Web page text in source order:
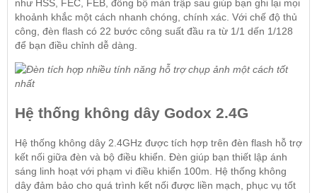
như HSS, FEC, FEB, đồng bộ màn trập sau giúp bạn ghi lại mọi
khoảnh khắc một cách nhanh chóng, chính xác. Với chế độ thủ
công, đèn flash có 22 bước công suất đầu ra từ 1/1 dến 1/128
để bạn điều chỉnh dễ dàng.
Hệ thống không dây Godox 2.4G
Hệ thống không dây 2.4GHz được tích hợp trên đèn flash hỗ trợ
kết nối giữa đèn và bộ điều khiển. Đèn giúp bạn thiết lập ánh
sáng linh hoạt với phạm vi điều khiển 100m. Hệ thống không
dây đảm bảo cho quá trình kết nối được liền mạch, phục vụ tốt